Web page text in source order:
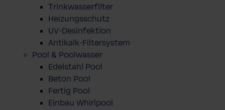
Trinkwasserfilter
Heizungsschutz
UV-Desinfektion
Antikalk-Filtersystem
Pool & Poolwasser
Edelstahl Pool
Beton Pool
Fertig Pool
Einbau Whirlpool